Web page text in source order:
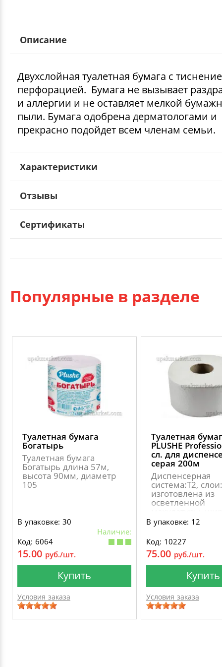
Описание
Двухслойная туалетная бумага с
перфорацией. Бумага не вызывает
и аллергии и не оставляет мелкой
пыли. Бумага одобрена дерматологами и
прекрасно подойдет всем членам семьи.
Характеристики
Отзывы
Сертификаты
Популярные в разделе
Туалетная бумага
Богатырь
Туалетная бумага
Богатырь длина 57м,
высота 90мм, диаметр
105
В упаковке: 30
Наличие:
Код: 6064
15.00 руб./шт.
Купить
Условия заказа
Туалетная
PLUSHE
сл. для
серая 200м
Диспенсерная
система:Т2,
изготовлена из
осветленной
листа: 9 см
рулона: 200 м.,
втулки: 60 мм.,
рулона: 180 мм
В упаковке: 12
Код: 10227
75.00 руб./шт.
Купить
Условия заказа